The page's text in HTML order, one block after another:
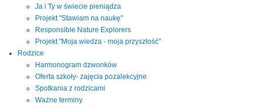
Ja i Ty w świecie pieniądza
Projekt "Stawiam na naukę"
Responsible Nature Explorers
Projekt "Moja wiedza - moja przyszłość"
Rodzice
Harmonogram dzwonków
Oferta szkoły- zajęcia pozalekcyjne
Spotkania z rodzicami
Ważne terminy